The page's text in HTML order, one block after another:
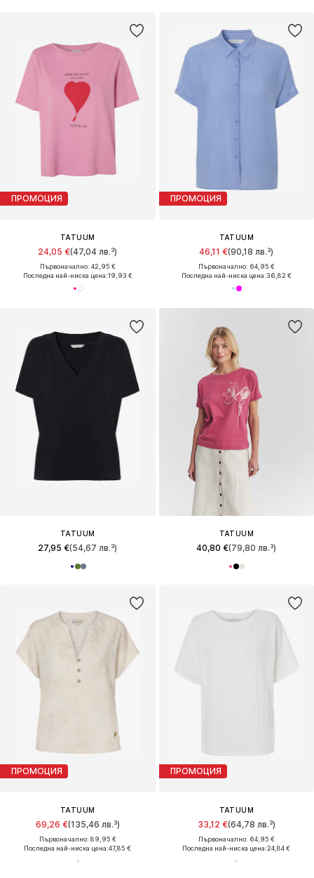
ПРОМОЦИЯ
TATUUM
24,05 €(47,04 лв.³)
Първоначално: 42,95 €
Последна най-ниска цена:19,93 €
ПРОМОЦИЯ
TATUUM
46,11 €(90,18 лв.³)
Първоначално: 64,95 €
Последна най-ниска цена:36,82 €
TATUUM
27,95 €(54,67 лв.³)
TATUUM
40,80 €(79,80 лв.³)
ПРОМОЦИЯ
TATUUM
69,26 €(135,46 лв.³)
Първоначално: 89,95 €
Последна най-ниска цена:47,85 €
ПРОМОЦИЯ
TATUUM
33,12 €(64,78 лв.³)
Първоначално: 64,95 €
Последна най-ниска цена:24,84 €